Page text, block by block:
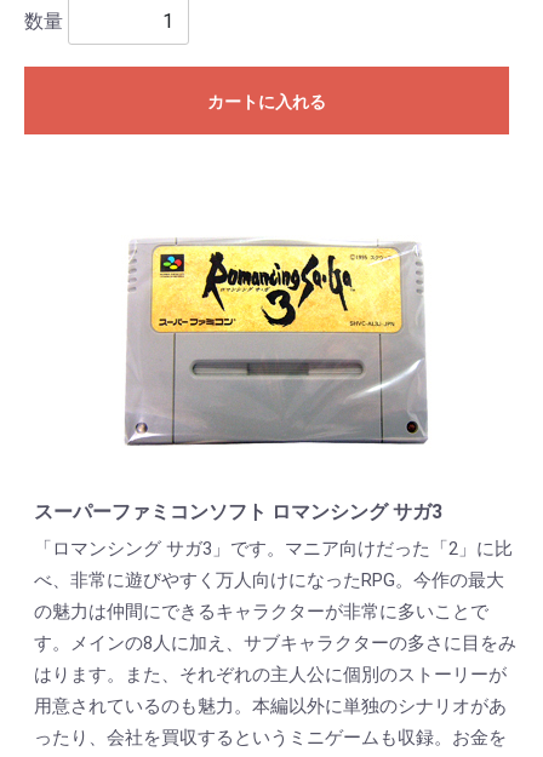
数量
カートに入れる
スーパーファミコンソフト ロマンシング サガ3
「ロマンシング サガ3」です。マニア向けだった「2」に比
べ、非常に遊びやすく万人向けになったRPG。今作の最大
の魅力は仲間にできるキャラクターが非常に多いことで
す。メインの8人に加え、サブキャラクターの多さに目をみ
はります。また、それぞれの主人公に個別のストーリーが
用意されているのも魅力。本編以外に単独のシナリオがあ
ったり、会社を買収するというミニゲームも収録。お金を